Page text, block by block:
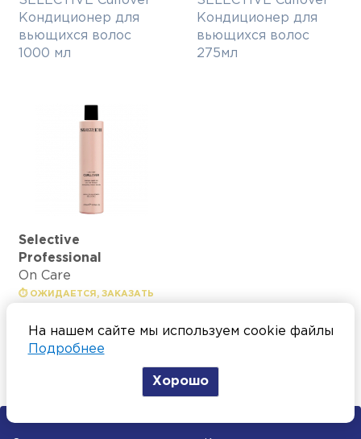
Кондиционер для
вьющихся волос
1000 мл
Кондиционер для
вьющихся волос
275мл
Selective
Professional
On Care
⏱ ОЖИДАЕТСЯ, ЗАКАЗАТЬ
Шампунь для
вьющихся волос
На нашем сайте мы используем cookie файлы
Подробнее
Хорошо